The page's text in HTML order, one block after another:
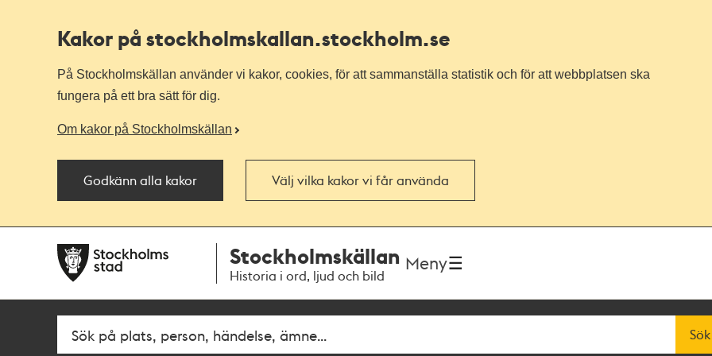
Kakor på stockholmskallan.stockholm.se
På Stockholmskällan använder vi kakor, cookies, för att sammanställa statistik och för att webbplatsen ska
fungera på ett bra sätt för dig.
Om kakor på Stockholmskällan
Godkänn alla kakor Välj vilka kakor vi får använda
navigationen
huvudinnehållet
Stockholmskällan
Historia i ord, ljud och bild
Meny
Fritextsök Sök